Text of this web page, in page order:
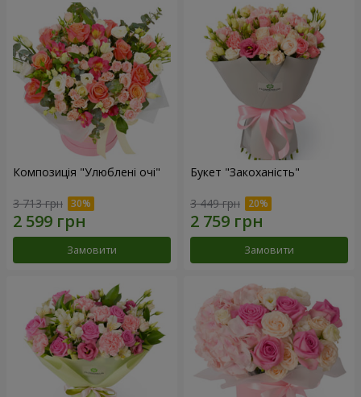
Композиція "Улюблені очі"
3 713 грн
Замовити
Букет "Закоханість"
3 449 грн
Замовити